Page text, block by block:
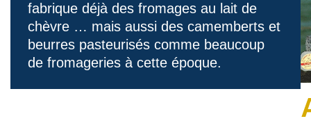
fabrique déjà des fromages au lait de
chèvre … mais aussi des camemberts et
beurres pasteurisés comme beaucoup
de fromageries à cette époque.